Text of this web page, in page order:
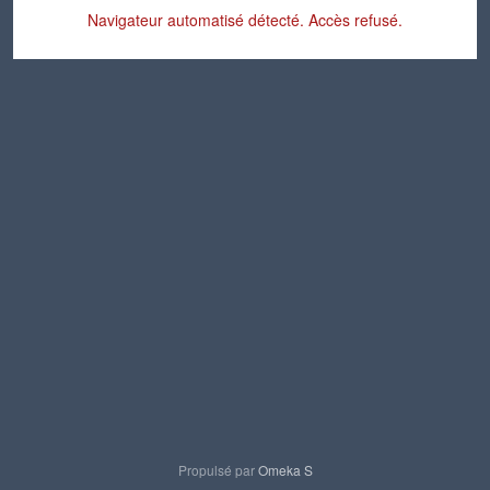
Navigateur automatisé détecté. Accès refusé.
Propulsé parOmeka S